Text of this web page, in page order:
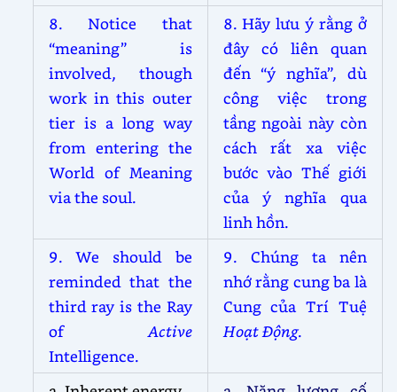
8. Notice that
“meaning” is
involved, though
work in this outer
tier is a long way
from entering the
World of Meaning
via the soul.
8. Hãy lưu ý rằng ở
đây có liên quan
đến “ý nghĩa”, dù
công việc trong
tầng ngoài này còn
cách rất xa việc
bước vào Thế giới
của ý nghĩa qua
linh hồn.
9. We should be
reminded that the
third ray is the Ray
of Active
Intelligence.
9. Chúng ta nên
nhớ rằng cung ba là
Cung của Trí Tuệ
Hoạt Động.